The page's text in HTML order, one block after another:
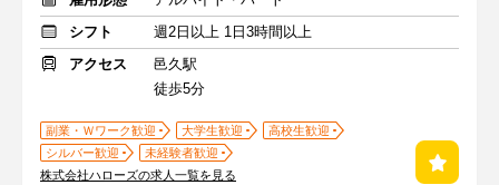
シフト
週2日以上 1日3時間以上
アクセス
邑久駅
徒歩5分
副業・Ｗワーク歓迎 大学生歓迎
高校生歓迎
シルバー歓迎
未経験者歓迎
株式会社ハローズの求人一覧を見る